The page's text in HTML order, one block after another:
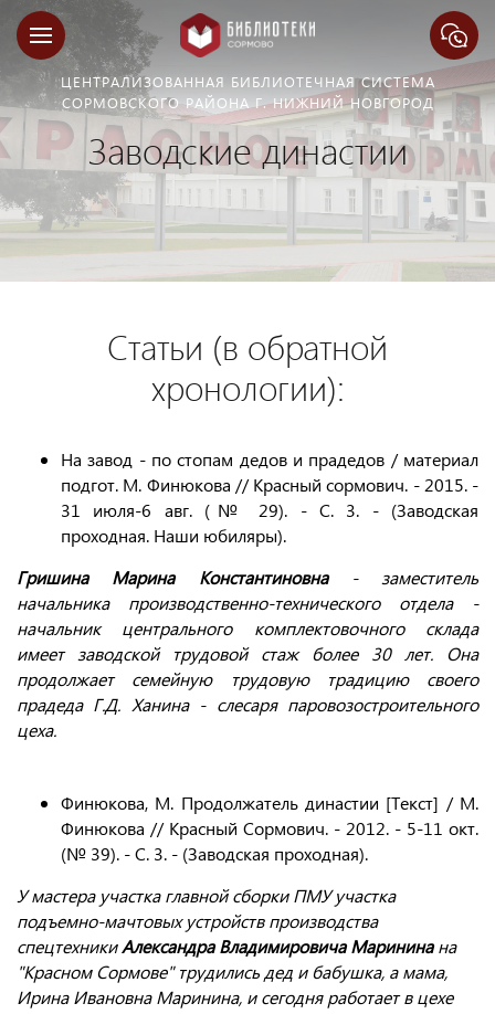
ЦЕНТРАЛИЗОВАННАЯ БИБЛИОТЕЧНАЯ СИСТЕМА
СОРМОВСКОГО РАЙОНА Г. НИЖНИЙ НОВГОРОД
Заводские династии
Статьи (в обратной
хронологии):
На завод - по стопам дедов и прадедов / материал
подгот. М. Финюкова // Красный сормович. - 2015. -
31 июля-6 авг. (№ 29). - С. 3. - (Заводская
проходная. Наши юбиляры).
Гришина Марина Константиновна- заместитель
начальника производственно-технического отдела -
начальник центрального комплектовочного склада
имеет заводской трудовой стаж более 30 лет. Она
продолжает семейную трудовую традицию своего
прадеда Г.Д. Ханина - слесаря паровозостроительного
цеха.
Финюкова, М. Продолжатель династии [Текст] / М.
Финюкова // Красный Сормович. - 2012. - 5-11 окт.
(№ 39). - С. 3. - (Заводская проходная).
У мастера участка главной сборки ПМУ участка
подъемно-мачтовых устройств производства
спецтехникиАлександра Владимировича Марининана
"Красном Сормове" трудились дед и бабушка, а мама,
Ирина Ивановна Маринина, и сегодня работает в цехе